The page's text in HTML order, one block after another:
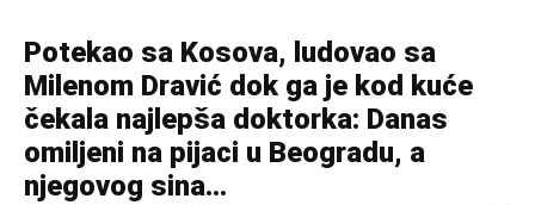
Potekao sa Kosova, ludovao sa
Milenom Dravić dok ga je kod kuće
čekala najlepša doktorka: Danas
omiljeni na pijaci u Beogradu, a
njegovog sina...